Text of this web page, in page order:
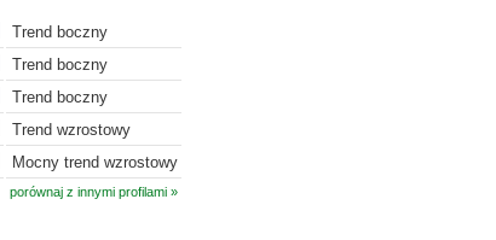
Trend boczny
Trend boczny
Trend boczny
Trend wzrostowy
Mocny trend wzrostowy
porównaj z innymi profilami »